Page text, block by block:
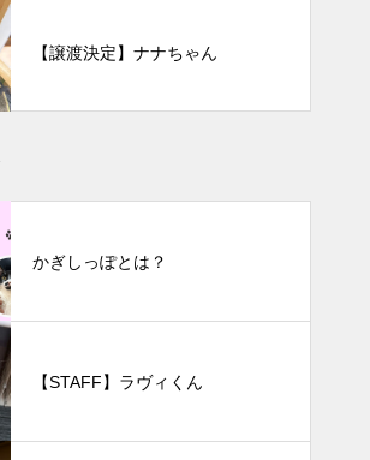
【譲渡決定】ナナちゃん
かぎしっぽとは？
【STAFF】ラヴィくん